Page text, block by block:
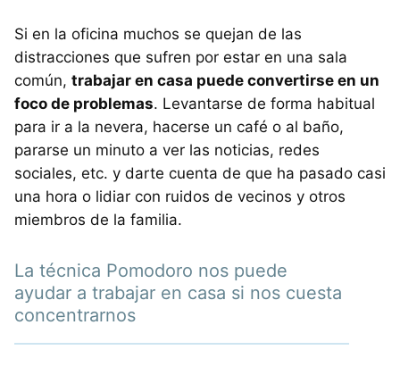
Si en la oficina muchos se quejan de las
distracciones que sufren por estar en una sala
común, trabajar en casa puede convertirse en un
foco de problemas. Levantarse de forma habitual
para ir a la nevera, hacerse un café o al baño,
pararse un minuto a ver las noticias, redes
sociales, etc. y darte cuenta de que ha pasado casi
una hora o lidiar con ruidos de vecinos y otros
miembros de la familia.
La técnica Pomodoro nos puede
ayudar a trabajar en casa si nos cuesta
concentrarnos